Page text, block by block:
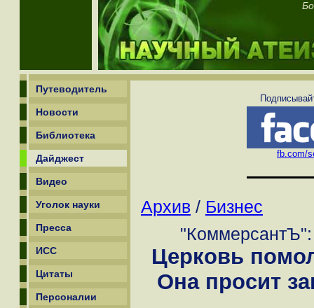
Путеводитель
Новости
Библиотека
Дайджест
Видео
Уголок науки
Пресса
ИСС
Цитаты
Персоналии
fb.com/
Архив / Бизнес
"КоммерсантЪ":
Церковь
Она просит